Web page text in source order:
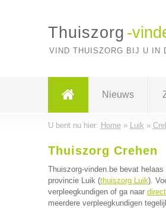
Thuiszorg -
VIND THUISZORG BIJ U IN
Nieuws
U bent nu hier: Home» Luik »
Thuiszorg Crehen
Thuiszorg-vinden.be bevat helaas
provincie Luik (thuiszorg Luik).
verpleegkundigen of ga naar
meerdere verpleegkundigen